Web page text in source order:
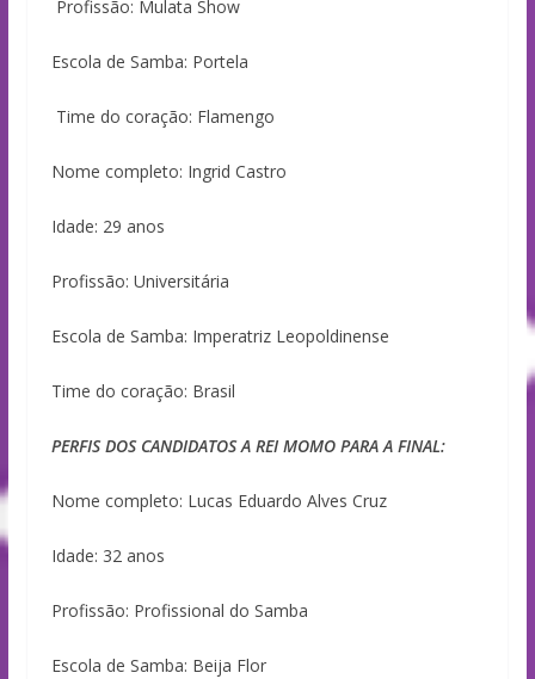
Profissão: Mulata Show
Escola de Samba: Portela
Time do coração: Flamengo
Nome completo: Ingrid Castro
Idade: 29 anos
Profissão: Universitária
Escola de Samba: Imperatriz Leopoldinense
Time do coração: Brasil
PERFIS DOS CANDIDATOS A REI MOMO PARA A FINAL:
Nome completo: Lucas Eduardo Alves Cruz
Idade: 32 anos
Profissão: Profissional do Samba
Escola de Samba: Beija Flor